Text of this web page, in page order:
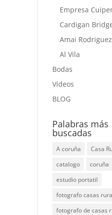
Empresa
Cardigan
Amai Rodriguez
Al Vila
Bodas
Vídeos
BLOG
Palabras más
buscadas
A coruña
Casa
catalogo
coruña
estudio portatil
fotografo casas
fotografo de casas